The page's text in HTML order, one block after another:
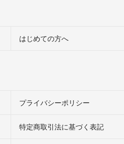
はじめての方へ
プライバシーポリシー
特定商取引法に基づく表記